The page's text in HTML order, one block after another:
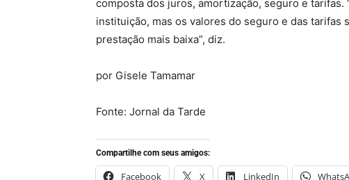
composta dos juros, amortização, seguro e
instituição, mas os valores do seguro e das tarifas
prestação mais baixa”, diz.
por Gisele Tamamar
Fonte: Jornal da Tarde
Compartilhe com seus amigos:
Facebook X LinkedIn